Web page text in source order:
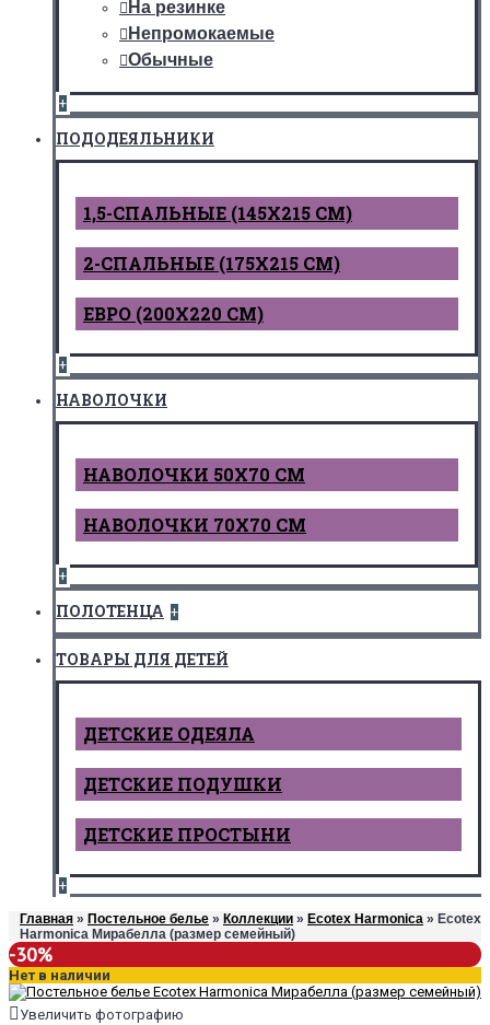
На резинке
Непромокаемые
Обычные
+
ПОДОДЕЯЛЬНИКИ
1,5-СПАЛЬНЫЕ (145Х215 СМ)
2-СПАЛЬНЫЕ (175Х215 СМ)
ЕВРО (200Х220 СМ)
+
НАВОЛОЧКИ
НАВОЛОЧКИ 50Х70 СМ
НАВОЛОЧКИ 70Х70 СМ
+
ПОЛОТЕНЦА +
ТОВАРЫ ДЛЯ ДЕТЕЙ
ДЕТCКИЕ ОДЕЯЛА
ДЕТСКИЕ ПОДУШКИ
ДЕТСКИЕ ПРОСТЫНИ
+
Главная » Постельное белье » Коллекции » Ecotex Harmonica » Ecotex
Harmonica Мирабелла (размер семейный)
-30%
Нет в наличии
Увеличить фотографию